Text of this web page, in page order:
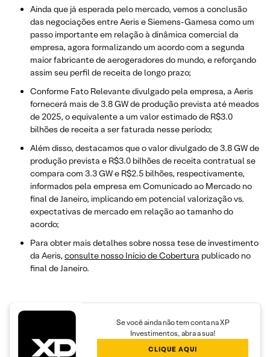
Ainda que já esperada pelo mercado, vemos a conclusão
das negociações entre Aeris e Siemens-Gamesa como um
passo importante em relação à dinâmica comercial da
empresa, agora formalizando um acordo com a segunda
maior fabricante de aerogeradores do mundo, e reforçando
assim seu perfil de receita de longo prazo;
Conforme Fato Relevante divulgado pela empresa, a Aeris
fornecerá mais de 3.8 GW de produção prevista até meados
de 2025, o equivalente a um valor estimado de R$3.0
bilhões de receita a ser faturada nesse período;
Além disso, destacamos que o valor divulgado de 3.8 GW de
produção prevista e R$3.0 bilhões de receita contratual se
compara com 3.3 GW e R$2.5 bilhões, respectivamente,
informados pela empresa em Comunicado ao Mercado no
final de Janeiro, implicando em potencial valorização vs.
expectativas de mercado em relação ao tamanho do
acordo;
Para obter mais detalhes sobre nossa tese de investimento
da Aeris, consulte nosso Início de Cobertura publicado no
final de Janeiro.
Se você ainda não tem conta na XP
Investimentos, abra a sua!
CLIQUE AQUI